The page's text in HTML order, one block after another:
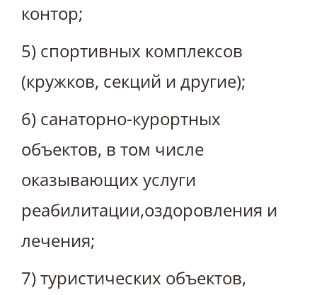
контор;
5) спортивных комплексов
(кружков, секций и другие);
6) санаторно-курортных
объектов, в том числе
оказывающих услуги
реабилитации,оздоровления и
лечения;
7) туристических объектов,